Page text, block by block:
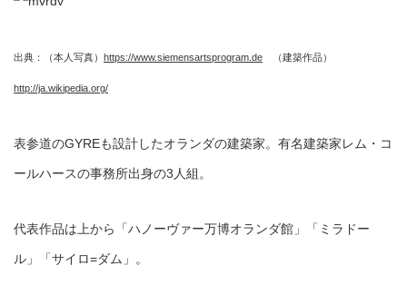
出典：（本人写真） https://www.siemensartsprogram.de （建築作品）
http://ja.wikipedia.org/
表参道のGYREも設計したオランダの建築家。有名建築家レム・コ
ールハースの事務所出身の3人組。
代表作品は上から「ハノーヴァー万博オランダ館」「ミラドー
ル」「サイロ=ダム」。